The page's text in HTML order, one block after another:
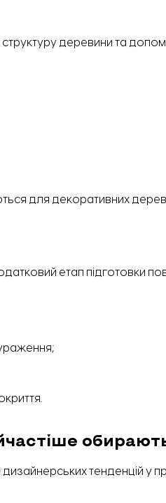
деревини та
для декоративних
етап підготовки
тенденцій у